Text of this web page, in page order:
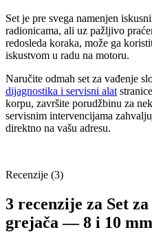
Set je pre svega namenjen
radionicama, ali uz pažljivo
redosleda koraka, može ga
iskustvom u radu na motoru.
Naručite odmah set za vađenje
dijagnostika i servisni alat
korpu, završite porudžbinu za
servisnim intervencijama
direktno na vašu adresu.
Recenzije (3)
3 recenzije za Set
grejača — 8 i 10 mm